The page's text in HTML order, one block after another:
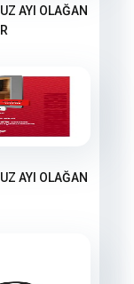
AYI OLAĞAN
AYI OLAĞAN